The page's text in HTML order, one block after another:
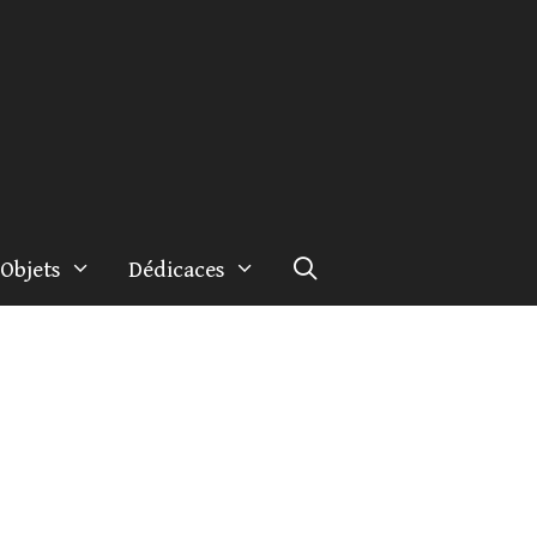
Objets Dédicaces